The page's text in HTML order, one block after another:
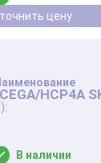
Уточнить цену
HCP4A
В наличии